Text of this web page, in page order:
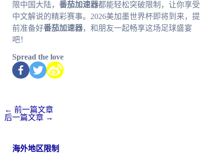
限中国大陆， 番茄加速器都能轻松突破限制，让你享受
中文解说的精彩赛事。2026美加墨世界杯即将到来，提
前准备好番茄加速器，和朋友一起畅享这场足球盛宴
吧！
Spread the love
← 前一篇文章
后一篇文章 →
海外地区限制